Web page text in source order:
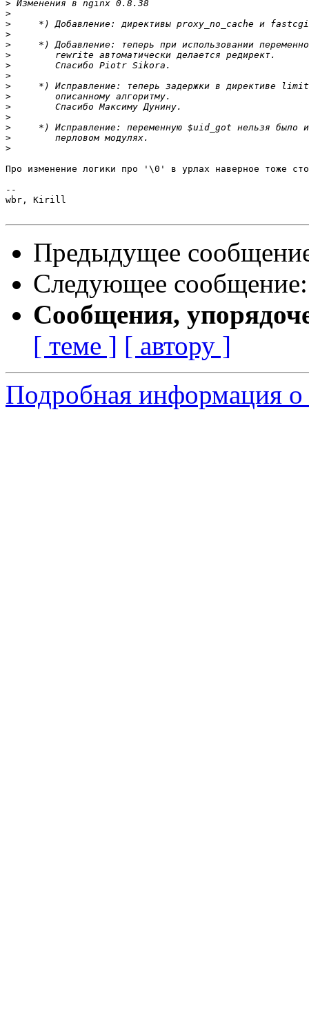
>
>
>
>
>
>
>
>
>
>
>
>
>
>
>
Про изменение логики про '\0' в урлах наверное тоже
--
wbr, Kirill
Предыдущее
Следующее
Сообщения,
[ теме ] [ автору ]
Подробная информация